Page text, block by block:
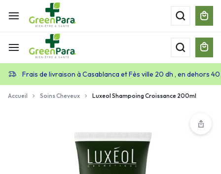
Frais de livraison à Casablanca et Fès ville 20 dh , en dehors
Accueil Soins Cheveux Luxeol Shampoing Croissance 200ml